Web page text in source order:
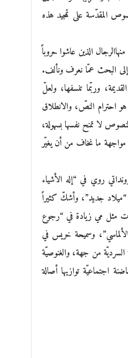
المقدّسة على تمجيد هذه
الذين عاشوا حروباً
إلى البحث عمّا نعرف ونألف.
وربّما تنسفها، ولعلّ
هو احترام النصّ، والانطلاق
لا تمنح نفسها بسهولة،
مواجهة ما نخاف من أن يغيّر
روي في “إله الأشياء
جديد”، وأشكّ كثيراً
مثل مي زيادة في “رجوع
وسميحة خريس في
من جهة، والغنوصيّة
اجتماعيّة توازيها أصالة